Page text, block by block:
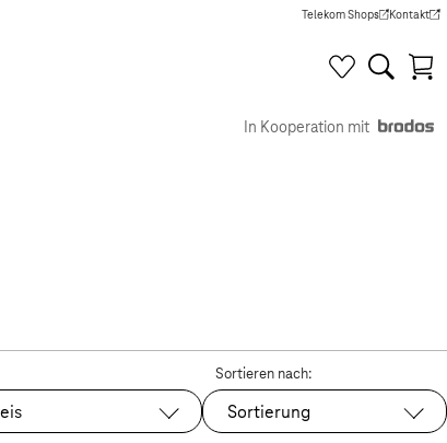
Telekom Shops
(Wird in einem neuen Tab
Kontakt
(Wird in
In Kooperation mit
Sortieren nach:
Sortierung